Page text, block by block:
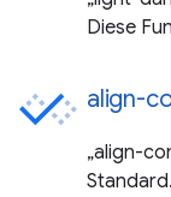
Diese
align-
„align-